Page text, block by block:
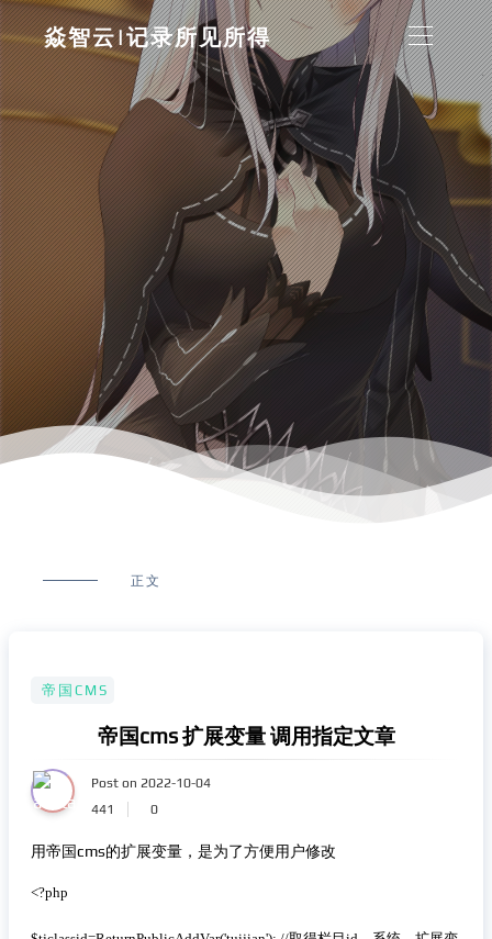
焱智云|记录所见所得
正文
帝国CMS
帝国cms 扩展变量 调用指定文章
Post on 2022-10-04
441
0
用帝国cms的扩展变量，是为了方便用户修改
<?php